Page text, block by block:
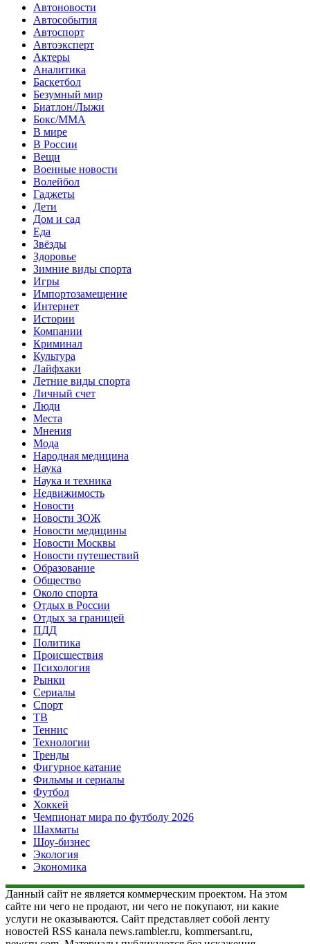
Автоновости
Автособытия
Автоспорт
Автоэксперт
Актеры
Аналитика
Баскетбол
Безумный мир
Биатлон/Лыжи
Бокс/MMA
В мире
В России
Вещи
Военные новости
Волейбол
Гаджеты
Дети
Дом и сад
Еда
Звёзды
Здоровье
Зимние виды спорта
Игры
Импортозамещение
Интернет
Истории
Компании
Криминал
Культура
Лайфхаки
Летние виды спорта
Личный счет
Люди
Места
Мнения
Мода
Народная медицина
Наука
Наука и техника
Недвижимость
Новости
Новости ЗОЖ
Новости медицины
Новости Москвы
Новости путешествий
Образование
Общество
Около спорта
Отдых в России
Отдых за границей
ПДД
Политика
Происшествия
Психология
Рынки
Сериалы
Спорт
ТВ
Теннис
Технологии
Тренды
Фигурное катание
Фильмы и сериалы
Футбол
Хоккей
Чемпионат мира по футболу 2026
Шахматы
Шоу-бизнес
Экология
Экономика
Данный сайт не является коммерческим проектом. На этом
сайте ни чего не продают, ни чего не покупают, ни какие
услуги не оказываются. Сайт представляет собой ленту
новостей RSS канала news.rambler.ru, kommersant.ru,